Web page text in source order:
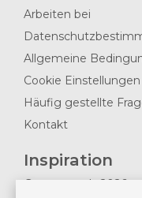
Arbeiten bei
Allgemeine
Cookie Einstellungen
Häufig gestellte
Kontakt
Inspiration
Gartentrends 2026